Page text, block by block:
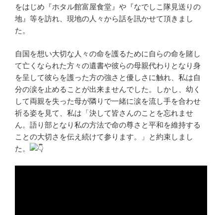
をはじめ『ホタル館富屋食堂』や『なでしこ隊見送りの
地』等を訪れ、現地の人々から話を訊かせて頂きまし
た。
自国を想い大切な人々の命を護るために自らの命を賭し
て亡くなられた方々の遺書や彼らの母親代わりとなり身
を呈して彼らを護った方の強さと優しさに触れ、私は自
分の涙を止めることが出来ませんでした。しかし、幼く
して両親を失った母が隣りで一緒に涙を流し手を合わせ
祈る姿を見て、私は「決して皆さんのことを忘れませ
ん。語り部となり私の方法で命の尊さと平和を維持する
ことの大切さを伝え続けて参ります。」と約束しまし
た。